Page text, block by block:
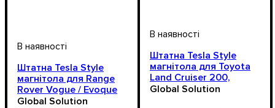
Штатна Tesla Style
магнітола для Range
Rover Vogue / Evoque
L405 2013–2017,
Global Solution
Штатна Tesla Style
магнітола для Toyota
Land Cruiser 200,
Android 11, 16"
Global Solution